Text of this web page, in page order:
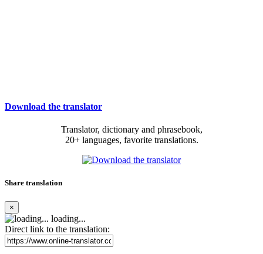
Download the translator
Translator, dictionary and phrasebook,
20+ languages, favorite translations.
Share translation
×
loading...
Direct link to the translation: